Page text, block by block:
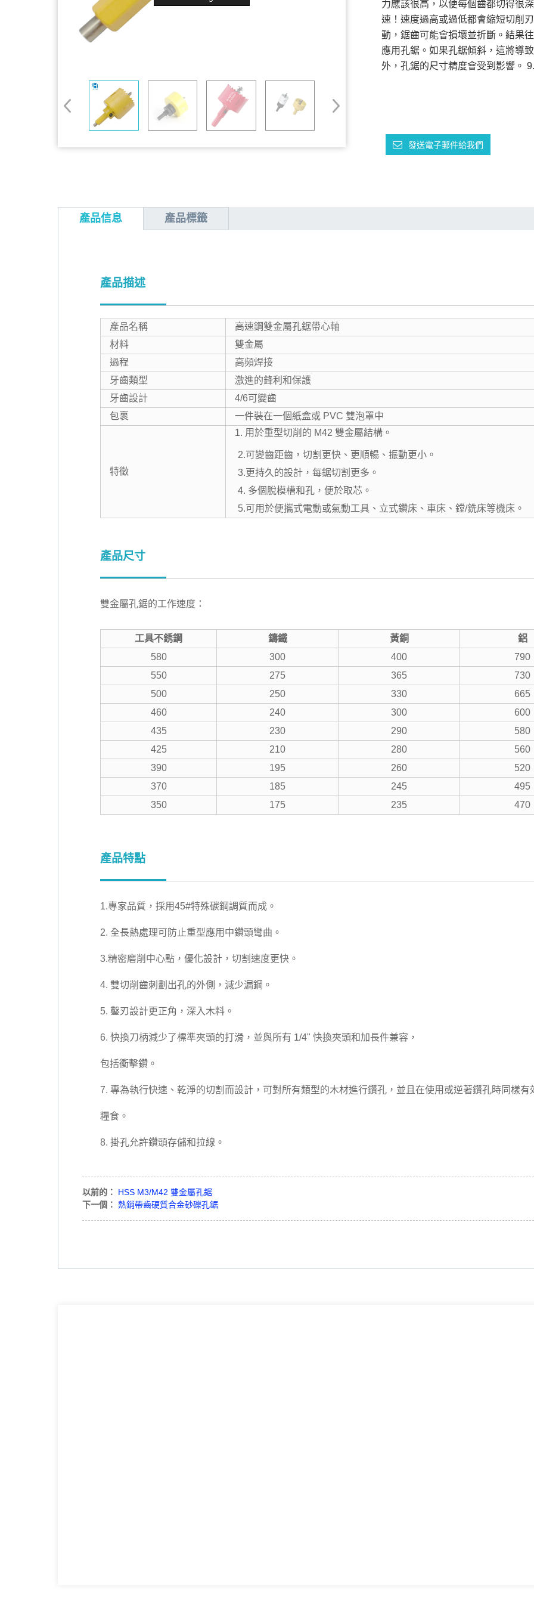
力應該很高，以便每個齒都切得很
速！速度過高或過低都會縮短切削
動，鋸齒可能會損壞並折斷。結果
應用孔鋸。如果孔鋸傾斜，這將導
外，孔鋸的尺寸精度會受到影響。
發送電子郵件給我們
產品信息 產品標籤
產品描述
產品名稱
高速鋼雙金屬孔鋸帶心軸
材料
雙金屬
過程
高頻焊接
牙齒類型
激進的鋒利和保護
牙齒設計
4/6可變齒
包裹
一件裝在一個紙盒或 PVC 雙泡罩中
特徵
1. 用於重型切削的 M42 雙金屬結構。
2.可變齒距齒，切割更快、更順暢、振動更小。
3.更持久的設計，每鋸切割更多。
4. 多個脫模槽和孔，便於取芯。
5.可用於便攜式電動或氣動工具、立式鑽床、車床、鏜/銑床等機床。
產品尺寸
雙金屬孔鋸的工作速度：
工具不銹鋼 鑄鐵 黃銅
鋁
580
300 400
790
550
275 365
730
500
250 330
665
460
240 300
600
435
230 290
580
425
210 280
560
390
195 260
520
370
185 245
495
350
175 235 470
產品特點
1.專家品質，採用45#特殊碳鋼調質而成。
2. 全長熱處理可防止重型應用中鑽頭彎曲。
3.精密磨削中心點，優化設計，切割速度更快。
4. 雙切削齒刺劃出孔的外側，減少漏鋼。
5. 鑿刃設計更正角，深入木料。
6. 快換刀柄減少了標準夾頭的打滑，並與所有 1/4" 快換夾頭和加長件兼容，
包括衝擊鑽。
7. 專為執行快速、乾淨的切割而設計，可對所有類型的木材進行鑽孔，並且在使用或逆著鑽孔時同樣有
糧食。
8. 掛孔允許鑽頭存儲和拉線。
以前的：
HSS M3/M42 雙金屬孔鋸
下一個： 熱銷帶齒硬質合金砂礫孔鋸